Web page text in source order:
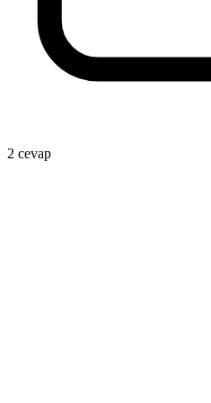
2 cevap